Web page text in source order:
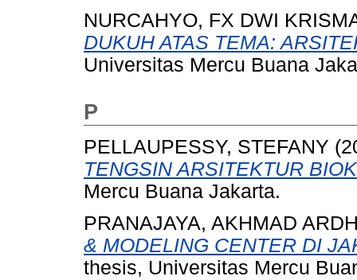
NURCAHYO, FX DWI
DUKUH ATAS TEMA:
Universitas Mercu Buana
P
PELLAUPESSY, STEFANY
TENGSIN ARSITEKTUR
Mercu Buana Jakarta.
PRANAJAYA, AKHMAD
& MODELING CENTER DI
thesis, Universitas Mercu